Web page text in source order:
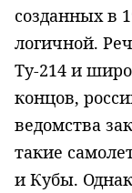
созданных в
логичной.
Ту-214 и
концов,
ведомства
такие
и Кубы.